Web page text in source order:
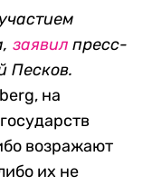
заявил пресс-
Песков.
на
возражают
их не